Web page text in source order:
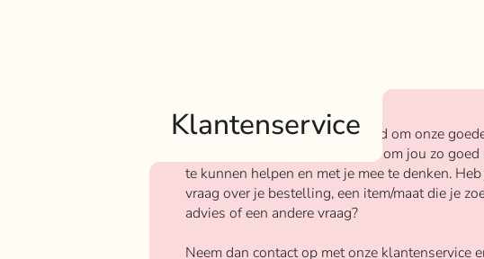
Klantenservice
Bij Rokjeklokje staan we bekend om onze
We vinden het super belangrijk om jou zo
te kunnen helpen en met je mee te denken. Heb
vraag over je bestelling, een item/maat die je
advies of een andere vraag?
Neem dan contact op met onze klantenservice